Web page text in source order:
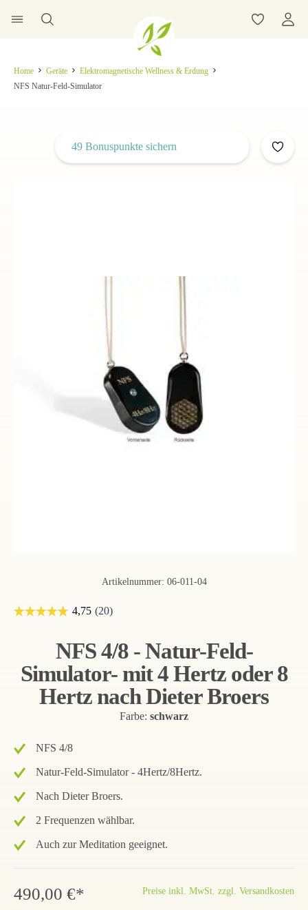
Home Geräte
Elektromagnetische Wellness & Erdung
NFS Natur-Feld-Simulator
Artikelnummer: 06-011-04
49 Bonuspunkte sichern
NFS 4/8 - Natur-Feld-
Simulator- mit 4 Hertz oder 8
Hertz nach Dieter Broers
Farbe: schwarz
NFS 4/8
Natur-Feld-Simulator - 4Hertz/8Hertz.
Nach Dieter Broers.
2 Frequenzen wählbar.
Auch zur Meditation geeignet.
490,00 €* Preise inkl. MwSt. zzgl. Versandkosten